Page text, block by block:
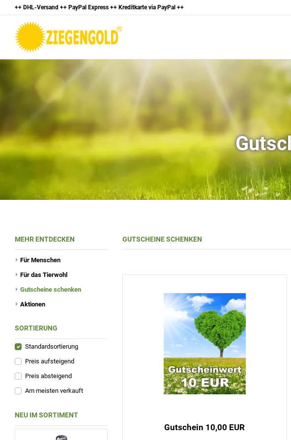
++ DHL-Versand ++ PayPal Express ++ Kreditkartevia PayPal ++
GUTSCHEINE SCHENKEN
Gutschein 10,00 EUR
MEHR ENTDECKEN
Für Menschen
Für das Tierwohl
Gutscheine schenken
Aktionen
SORTIERUNG
Standardsortierung
Preis aufsteigend
Preis absteigend
Am meisten verkauft
NEU IM SORTIMENT